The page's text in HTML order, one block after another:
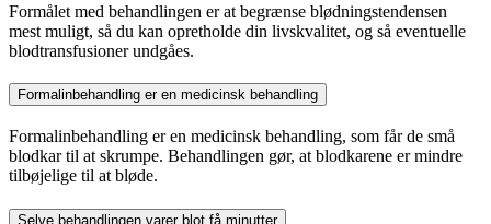
Formålet med behandlingen er at begrænse blødningstendensen
mest muligt, så du kan opretholde din livskvalitet, og så eventuelle
blodtransfusioner undgåes.
Formalinbehandling er en medicinsk behandling
Formalinbehandling er en medicinsk behandling, som får de små
blodkar til at skrumpe. Behandlingen gør, at blodkarene er mindre
tilbøjelige til at bløde.
Selve behandlingen varer blot få minutter